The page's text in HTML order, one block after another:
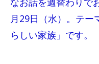
月29日（水）。テー
らしい家族」です。